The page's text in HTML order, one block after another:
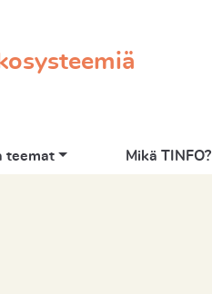
teemat Mikä TINFO?